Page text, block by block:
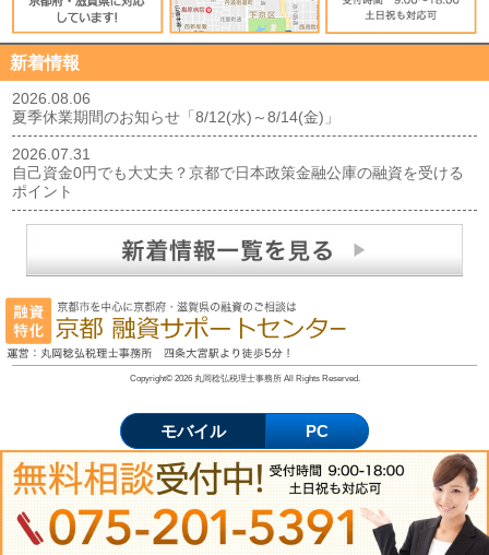
新着情報
2026.08.06
夏季休業期間のお知らせ「8/12(水)～8/14(金)」
2026.07.31
自己資金0円でも大丈夫？京都で日本政策金融公庫の融資を受ける
ポイント
Copyright© 2026 丸岡稔弘税理士事務所 All Rights Reserved.
モバイル PC